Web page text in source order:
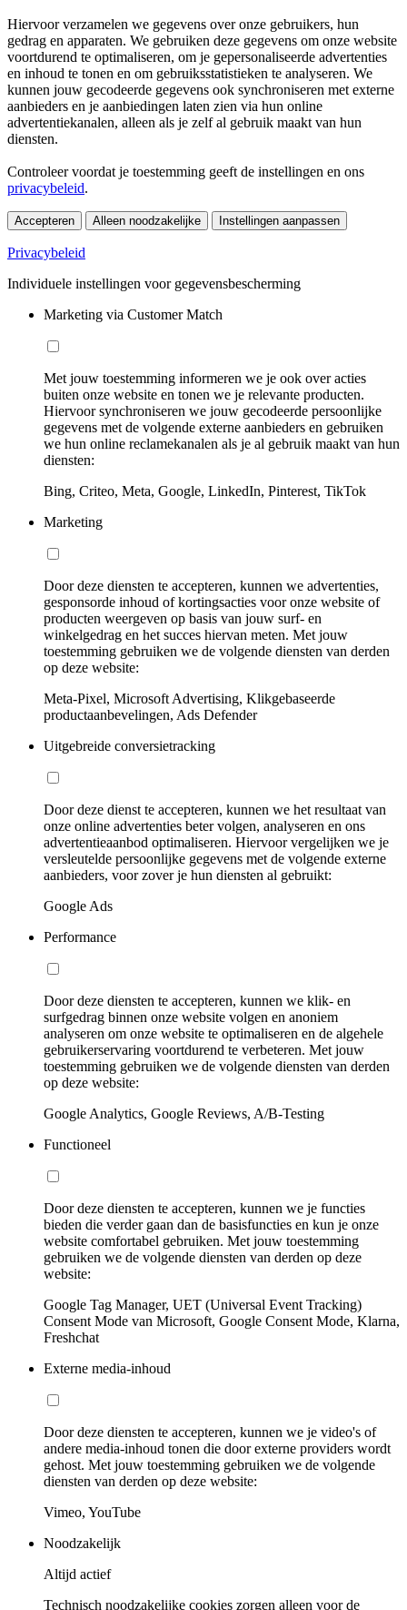
Hiervoor verzamelen we gegevens over onze gebruikers, hun
gedrag en apparaten. We gebruiken deze gegevens om onze website
voortdurend te optimaliseren, om je gepersonaliseerde advertenties
en inhoud te tonen en om gebruiksstatistieken te analyseren. We
kunnen jouw gecodeerde gegevens ook synchroniseren met externe
aanbieders en je aanbiedingen laten zien via hun online
advertentiekanalen, alleen als je zelf al gebruik maakt van hun
diensten.
Controleer voordat je toestemming geeft de instellingen en ons
privacybeleid.
Accepteren Alleen noodzakelijke Instellingen aanpassen
Privacybeleid
Individuele instellingen voor gegevensbescherming
Marketing via Customer Match
Met jouw toestemming informeren we je ook over acties
buiten onze website en tonen we je relevante producten.
Hiervoor synchroniseren we jouw gecodeerde persoonlijke
gegevens met de volgende externe aanbieders en gebruiken
we hun online reclamekanalen als je al gebruik maakt van hun
diensten:
Bing, Criteo, Meta, Google, LinkedIn, Pinterest, TikTok
Marketing
Door deze diensten te accepteren, kunnen we advertenties,
gesponsorde inhoud of kortingsacties voor onze website of
producten weergeven op basis van jouw surf- en
winkelgedrag en het succes hiervan meten. Met jouw
toestemming gebruiken we de volgende diensten van derden
op deze website:
Meta-Pixel, Microsoft Advertising, Klikgebaseerde
productaanbevelingen, Ads Defender
Uitgebreide conversietracking
Door deze dienst te accepteren, kunnen we het resultaat van
onze online advertenties beter volgen, analyseren en ons
advertentieaanbod optimaliseren. Hiervoor vergelijken we je
versleutelde persoonlijke gegevens met de volgende externe
aanbieders, voor zover je hun diensten al gebruikt:
Google Ads
Performance
Door deze diensten te accepteren, kunnen we klik- en
surfgedrag binnen onze website volgen en anoniem
analyseren om onze website te optimaliseren en de algehele
gebruikerservaring voortdurend te verbeteren. Met jouw
toestemming gebruiken we de volgende diensten van derden
op deze website:
Google Analytics, Google Reviews, A/B-Testing
Functioneel
Door deze diensten te accepteren, kunnen we je functies
bieden die verder gaan dan de basisfuncties en kun je onze
website comfortabel gebruiken. Met jouw toestemming
gebruiken we de volgende diensten van derden op deze
website:
Google Tag Manager, UET (Universal Event Tracking)
Consent Mode van Microsoft, Google Consent Mode, Klarna,
Freshchat
Externe media-inhoud
Door deze diensten te accepteren, kunnen we je video's of
andere media-inhoud tonen die door externe providers wordt
gehost. Met jouw toestemming gebruiken we de volgende
diensten van derden op deze website:
Vimeo, YouTube
Noodzakelijk
Altijd actief
Technisch noodzakelijke cookies zorgen alleen voor de